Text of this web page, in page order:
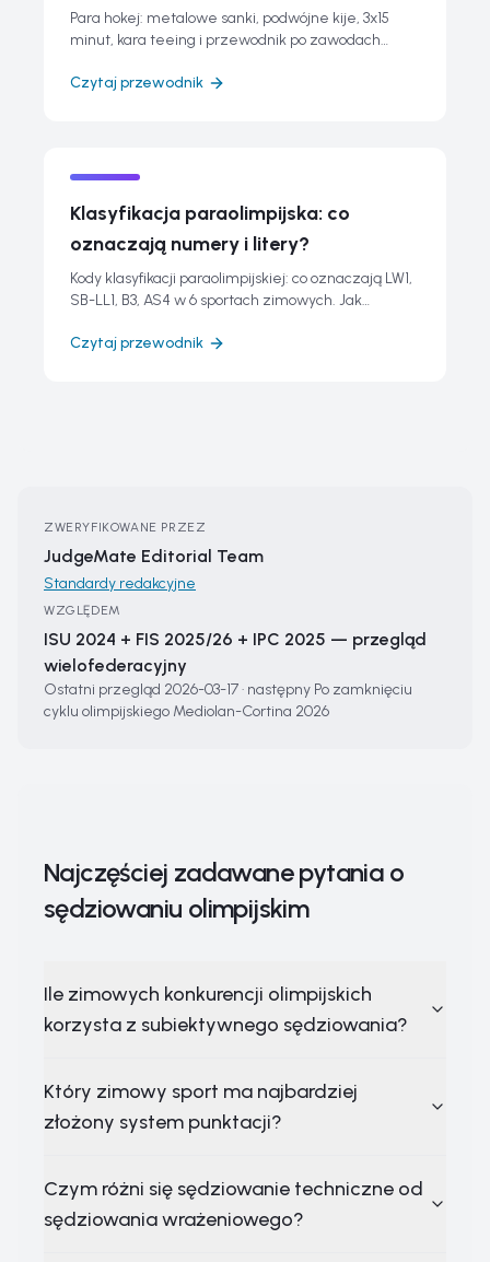
Para hokej: metalowe sanki, podwójne kije, 3x15
minut, kara teeing i przewodnik po zawodach
Czytaj przewodnik
Klasyfikacja paraolimpijska: co
oznaczają numery i litery?
Kody klasyfikacji paraolimpijskiej: co oznaczają LW1,
SB-LL1, B3, AS4 w 6 sportach zimowych. Jak
Czytaj przewodnik
ZWERYFIKOWANE PRZEZ
JudgeMate Editorial Team
Standardy redakcyjne
WZGLĘDEM
ISU 2024 + FIS 2025/26 + IPC 2025 — przegląd
wielofederacyjny
Ostatni przegląd 2026-03-17· następny Po zamknięciu
cyklu olimpijskiego Mediolan-Cortina 2026
Najczęściej zadawane pytania o
sędziowaniu olimpijskim
Ile zimowych konkurencji olimpijskich
korzysta z subiektywnego sędziowania?
Który zimowy sport ma najbardziej
złożony system punktacji?
Czym różni się sędziowanie techniczne od
sędziowania wrażeniowego?